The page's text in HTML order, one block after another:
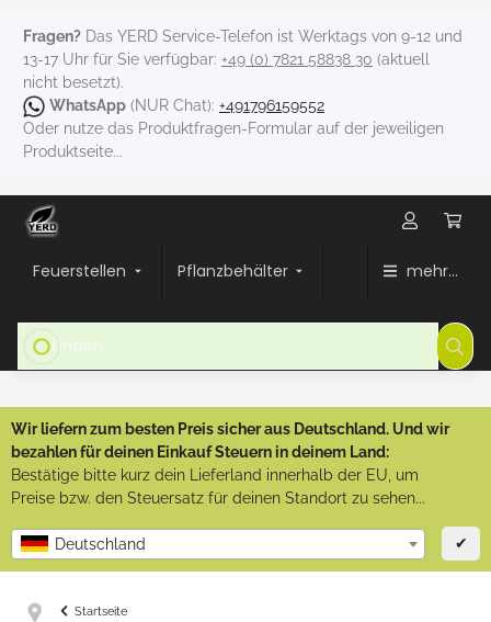
Fragen? Das YERD Service-Telefon ist Werktags von 9-12 und
13-17 Uhr für Sie verfügbar: +49 (0) 7821 58838 30 (aktuell
nicht besetzt).
WhatsApp (NUR Chat): +491796159552
Oder nutze das Produktfragen-Formular auf der jeweiligen
Produktseite...
Feuerstellen Pflanzbehälter mehr...
Wir liefern zum besten Preis sicher aus Deutschland. Und wir
bezahlen für deinen Einkauf Steuern in deinem Land:
Bestätige bitte kurz dein Lieferland innerhalb der EU, um
Preise bzw. den Steuersatz für deinen Standort zu sehen...
Deutschland ✔
Startseite